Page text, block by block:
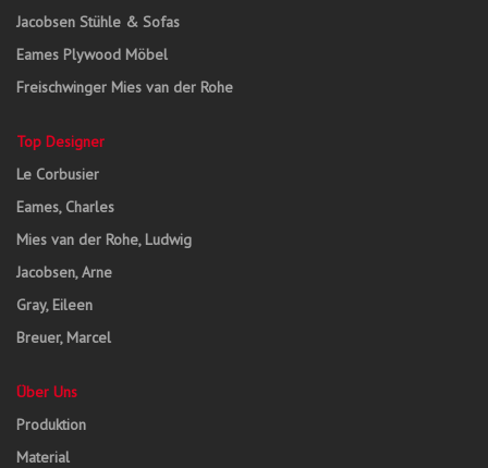
Jacobsen Stühle & Sofas
Eames Plywood Möbel
Freischwinger Mies van der Rohe
Top Designer
Le Corbusier
Eames, Charles
Mies van der Rohe, Ludwig
Jacobsen, Arne
Gray, Eileen
Breuer, Marcel
Über Uns
Produktion
Material